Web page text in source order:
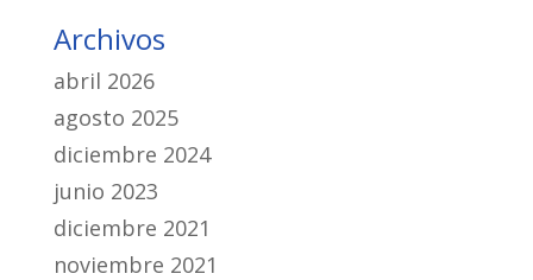
Archivos
abril 2026
agosto 2025
diciembre 2024
junio 2023
diciembre 2021
noviembre 2021